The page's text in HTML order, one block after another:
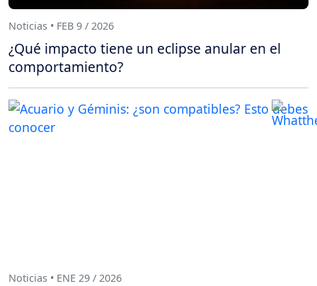
Noticias • FEB 9 / 2026
¿Qué impacto tiene un eclipse anular en el
comportamiento?
Noticias • ENE 29 / 2026